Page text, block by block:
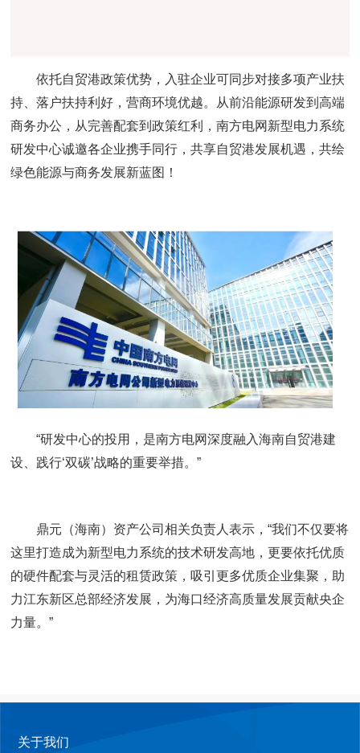
依托自贸港政策优势，入驻企业可同步对接多项产业扶
持、落户扶持利好，营商环境优越。从前沿能源研发到高端
商务办公，从完善配套到政策红利，南方电网新型电力系统
研发中心诚邀各企业携手同行，共享自贸港发展机遇，共绘
绿色能源与商务发展新蓝图！
“研发中心的投用，是南方电网深度融入海南自贸港建
设、践行‘双碳’战略的重要举措。”
鼎元（海南）资产公司相关负责人表示，“我们不仅要将
这里打造成为新型电力系统的技术研发高地，更要依托优质
的硬件配套与灵活的租赁政策，吸引更多优质企业集聚，助
力江东新区总部经济发展，为海口经济高质量发展贡献央企
力量。”
关于我们